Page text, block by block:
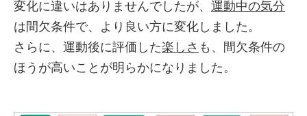
変化に違いはありませんでしたが、 運動中の気分
は間欠条件で、より良い方に変化しました。
さらに、運動後に評価した楽しさ も、間欠条件の
ほうが高いことが明らかになりました。